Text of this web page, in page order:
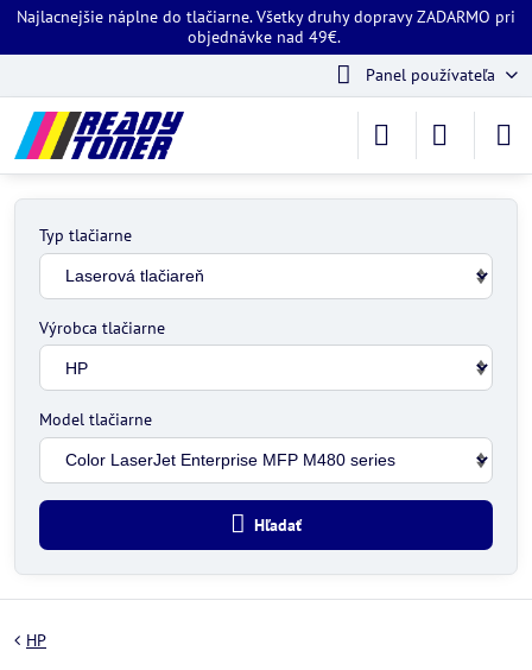
Najlacnejšie náplne do tlačiarne. Všetky druhy dopravy ZADARMO pri
objednávke nad 49€.
Panel používateľa
Typ tlačiarne
Výrobca tlačiarne
Model tlačiarne
Hľadať
HP